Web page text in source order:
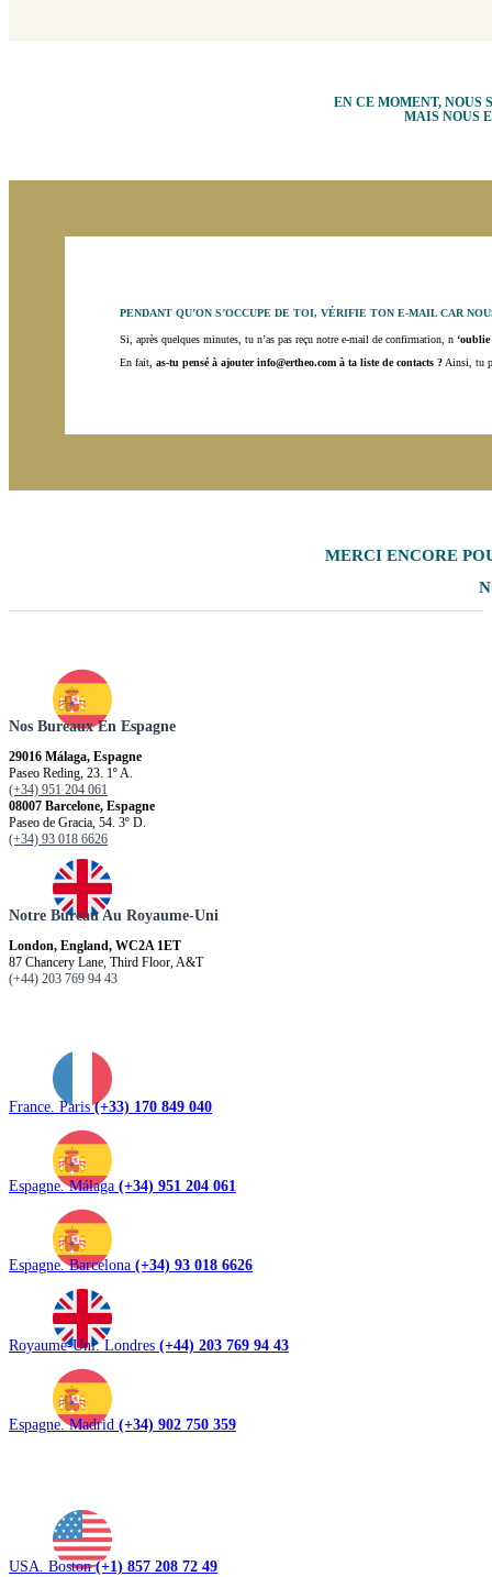
EN CE MOMENT, NOUS
MAIS NOUS
PENDANT QU’ON S’OCCUPE DE TOI, VÉRIFIE TON E-MAIL CAR
Si, après quelques minutes, tu n’as pas reçu notre e-mail de confirmation, n
En fait,as-tu pensé à ajouter info@ertheo.com à ta liste de contacts ? Ainsi, tu
MERCIENCORE
Nos Bureaux En Espagne
29016 Málaga, Espagne
Paseo Reding, 23. 1º A.
(+34) 951 204 061
08007 Barcelone, Espagne
Paseo de Gracia, 54. 3º D.
(+34) 93 018 6626
Notre Bureau Au Royaume-Uni
London, England, WC2A 1ET
87 Chancery Lane, Third Floor, A&T
(+44) 203 769 94 43
France. Paris(+33) 170 849 040
Espagne. Málaga (+34) 951 204 061
Espagne. Barcelona (+34) 93 018 6626
Royaume-Uni. Londres (+44) 203 769 94 43
Espagne. Madrid (+34) 902 750 359
USA. Boston(+1) 857 208 72 49